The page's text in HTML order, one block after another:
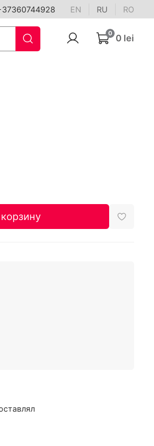
EN RU RO
0 0 lei